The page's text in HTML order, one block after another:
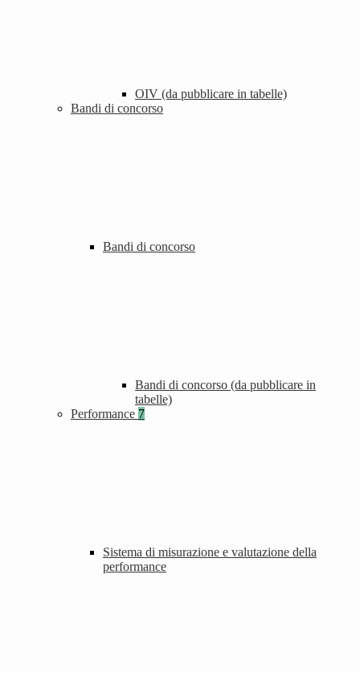
OIV (da pubblicare in tabelle)
Bandi di concorso
Bandi di concorso
Bandi di concorso (da pubblicare in
tabelle)
Performance 7
Sistema di misurazione e valutazione della
performance